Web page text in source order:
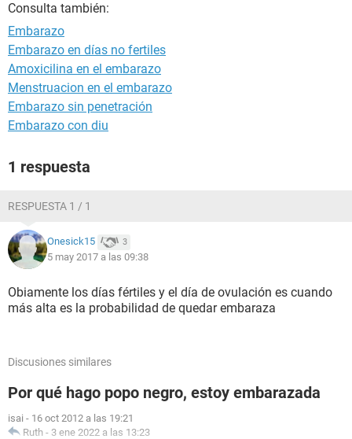
Consulta también:
Embarazo
Embarazo en días no fertiles
Amoxicilina en el embarazo
Menstruacion en el embarazo
Embarazo sin penetración
Embarazo con diu
1 respuesta
RESPUESTA 1 / 1
Onesick15 3
5 may 2017 a las 09:38
Obiamente los días fértiles y el día de ovulación es cuando
más alta es la probabilidad de quedar embaraza
Discusiones similares
Por qué hago popo negro, estoy embarazada
isai - 16 oct 2012 a las 19:21
Ruth - 3 ene 2022 a las 13:23